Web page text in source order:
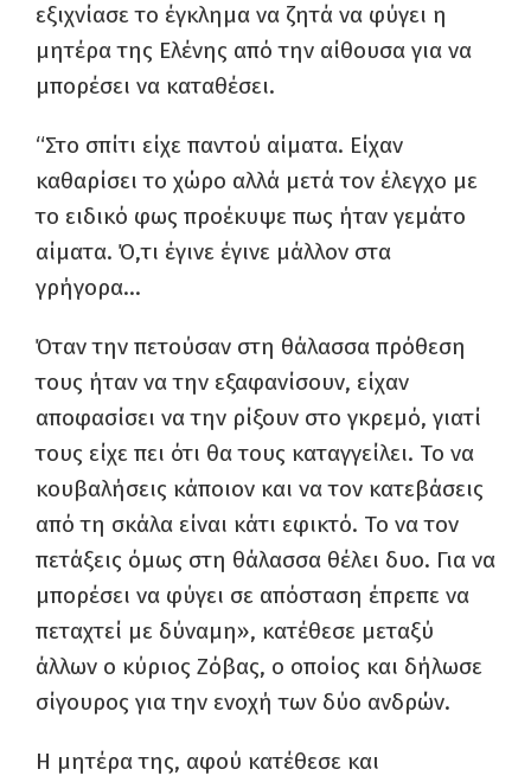
εξιχνίασε το έγκλημα να ζητά να φύγει η
μητέρα της Ελένης από την αίθουσα για να
μπορέσει να καταθέσει.
“Στο σπίτι είχε παντού αίματα. Είχαν
καθαρίσει το χώρο αλλά μετά τον έλεγχο με
το ειδικό φως προέκυψε πως ήταν γεμάτο
αίματα. Ό,τι έγινε έγινε μάλλον στα
γρήγορα…
Όταν την πετούσαν στη θάλασσα πρόθεση
τους ήταν να την εξαφανίσουν, είχαν
αποφασίσει να την ρίξουν στο γκρεμό, γιατί
τους είχε πει ότι θα τους καταγγείλει. Το να
κουβαλήσεις κάποιον και να τον κατεβάσεις
από τη σκάλα είναι κάτι εφικτό. Το να τον
πετάξεις όμως στη θάλασσα θέλει δυο. Για να
μπορέσει να φύγει σε απόσταση έπρεπε να
πεταχτεί με δύναμη», κατέθεσε μεταξύ
άλλων ο κύριος Ζόβας, ο οποίος και δήλωσε
σίγουρος για την ενοχή των δύο ανδρών.
Η μητέρα της, αφού κατέθεσε και